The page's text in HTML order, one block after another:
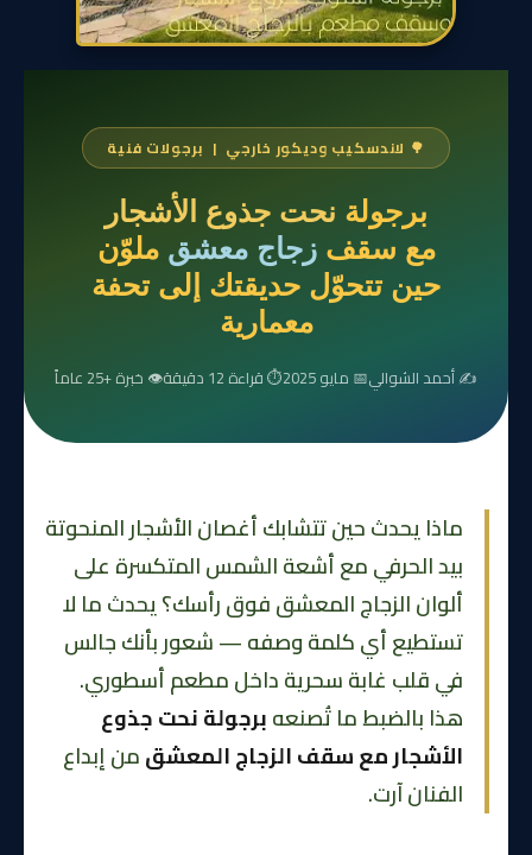
🌳 لاندسكيب وديكور خارجي | برجولات فنية
برجولة نحت جذوع الأشجار
مع سقفزجاج معشق ملوّن
حين تتحوّل حديقتك إلى تحفة
معمارية
✍ أحمد الشوالي📅 مايو 2025 ⏱ قراءة 12 دقيقة 👁 خبرة +25 عاماً
ماذا يحدث حين تتشابك أغصان الأشجار المنحوتة
بيد الحرفي مع أشعة الشمس المتكسرة على
ألوان الزجاج المعشق فوق رأسك؟ يحدث ما لا
تستطيع أي كلمة وصفه — شعور بأنك جالس
في قلب غابة سحرية داخل مطعم أسطوري.
هذا بالضبط ما تُصنعهبرجولة نحت جذوع
الأشجار مع سقف الزجاج المعشقمن إبداع
الفنان آرت.